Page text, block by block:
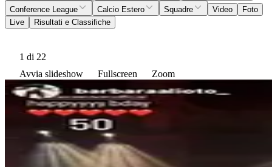
Conference League
Calcio Estero Squadre Video
Foto
Live
Risultati e Classifiche
1 di 22
Avvia slideshow
Fullscreen Zoom